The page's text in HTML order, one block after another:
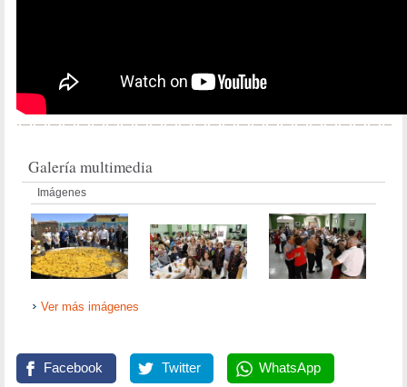
Galería multimedia
Imágenes
Ver más imágenes
Facebook Twitter WhatsApp